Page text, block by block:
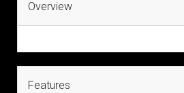
Overview
Features